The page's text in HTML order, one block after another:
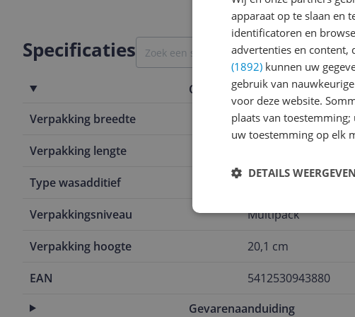
Specificaties
Overige kenmerken
Verpakking breedte
38,1 cm
Verpakking lengte
Type wasadditief
Verpakkingsniveau Multipack
Verpakking hoogte 20,1 cm
EAN
5412530943880
Gevarenaanduiding
apparaat op te slaan en
identificatoren en
advertenties en content,
(1892) kunnen uw
gebruik van
voor deze website.
plaats van
uw toestemming op elk
DETAILS WEERGEVEN